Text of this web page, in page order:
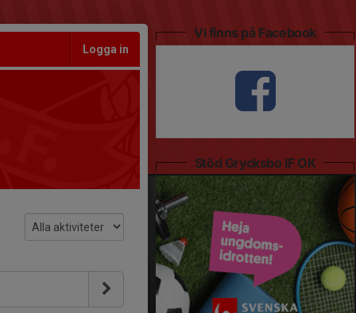
Logga in
Vi finns på Facebook
Stöd Grycksbo IF OK